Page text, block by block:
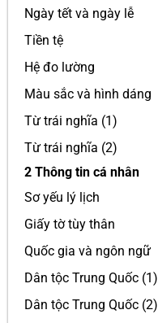
Ngày tết và ngày lễ
Tiền tệ
Hệ đo lường
Màu sắc và hình dáng
Từ trái nghĩa (1)
Từ trái nghĩa (2)
2 Thông tin cá nhân
Sơ yếu lý lịch
Giấy tờ tùy thân
Quốc gia và ngôn ngữ
Dân tộc Trung Quốc (1)
Dân tộc Trung Quốc (2)